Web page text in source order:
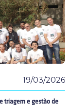
19/03/2026
triagem e gestão de